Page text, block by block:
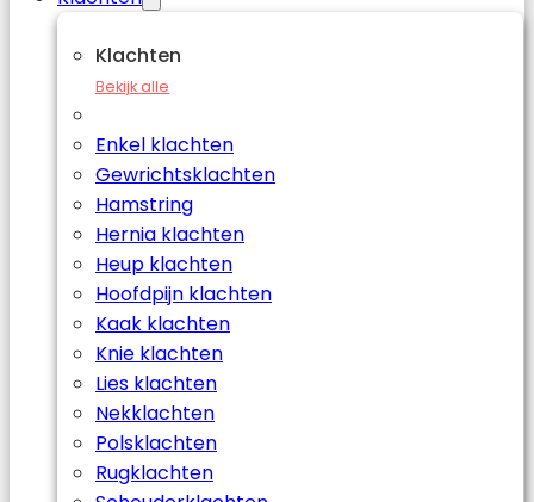
Klachten
Bekijk alle
Enkel klachten
Gewrichtsklachten
Hamstring
Hernia klachten
Heup klachten
Hoofdpijn klachten
Kaak klachten
Knie klachten
Lies klachten
Nekklachten
Polsklachten
Rugklachten